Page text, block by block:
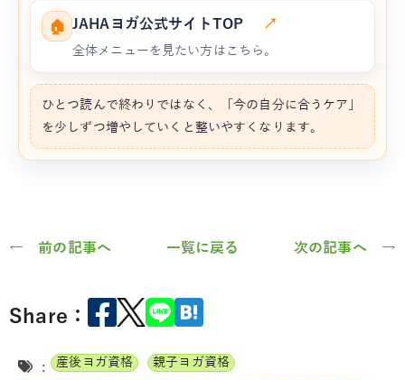
🏠 JAHAヨガ公式サイトTOP ↗
全体メニューを見たい方はこちら。
ひとつ読んで終わりではなく、「今の自分に合うケア」
を少しずつ増やしていくと整いやすくなります。
← 前の記事へ 一覧に戻る 次の記事へ →
Share：
: 産後ヨガ資格
親子ヨガ資格